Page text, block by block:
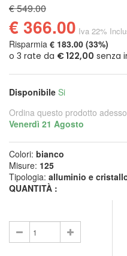
€ 549.00
€ 366.00 Iva 22%
Risparmia € 183.00 (33%)
Disponibile Si
Ordina questo prodotto
Venerdì 21 Agosto
Colori: bianco
Misure: 125
Tipologia: alluminio e
QUANTITÀ :